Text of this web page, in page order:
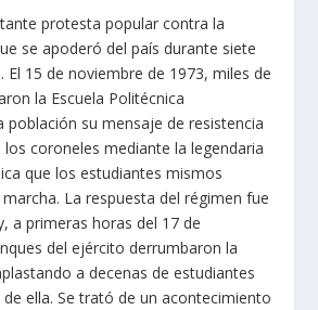
protesta popular contra la
se apoderó del país durante siete
El 15 de noviembre de 1973, miles de
la Escuela Politécnica
población su mensaje de resistencia
los coroneles mediante la legendaria
que los estudiantes mismos
La respuesta del régimen fue
a primeras horas del 17 de
del ejército derrumbaron la
a decenas de estudiantes
ella. Se trató de un acontecimiento